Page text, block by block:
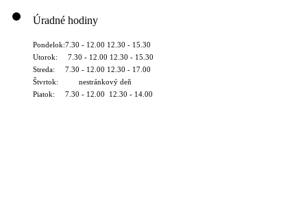
Úradné hodiny
Pondelok:7.30 - 12.00 12.30 - 15.30
Utorok: 7.30 - 12.00 12.30 - 15.30
Streda: 7.30 - 12.00 12.30 - 17.00
Štvrtok: nestránkový deň
Piatok: 7.30 - 12.00 12.30 - 14.00